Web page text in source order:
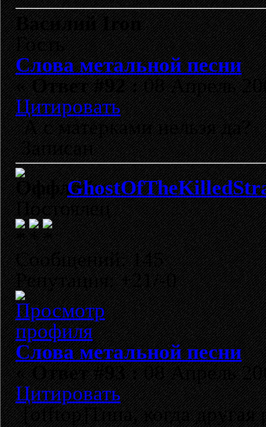
Василий Iron
Гость
Слова метальной песни
«Ответ #92 :08 Апрель
Цитировать
А с матерками нельзя да?
Записан
Постоялец
Сообщений: 145
Репутация: +21/-0
Слова метальной песни
«Ответ #93 :08 Апрель
Цитировать
[offtop]Типа, когда